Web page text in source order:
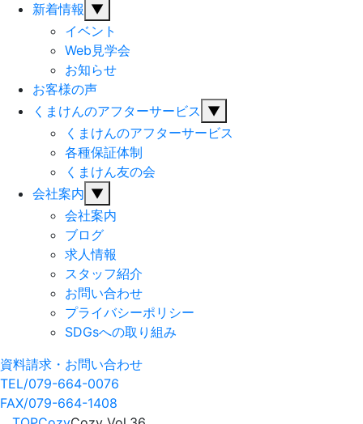
新着情報 ▼
イベント
Web見学会
お知らせ
お客様の声
くまけんのアフターサービス ▼
くまけんのアフターサービス
各種保証体制
くまけん友の会
会社案内 ▼
会社案内
ブログ
求人情報
スタッフ紹介
お問い合わせ
プライバシーポリシー
SDGsへの取り組み
資料請求・お問い合わせ
TEL/079-664-0076
FAX/079-664-1408